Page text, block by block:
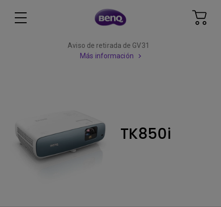
Aviso de retirada de GV31
Más información
TK850i